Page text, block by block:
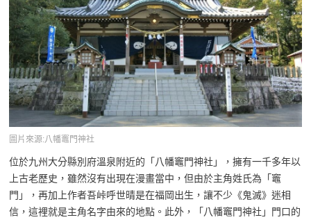
圖片來源:八幡竈門神社
位於九州大分縣別府溫泉附近的「八幡竈門神社」，擁有一千多年以
上古老歷史，雖然沒有出現在漫畫當中，但由於主角姓氏為「竈
門」，再加上作者吾峠呼世晴是在福岡出生，讓不少《鬼滅》迷相
信，這裡就是主角名字由來的地點。此外，「八幡竈門神社」門口的